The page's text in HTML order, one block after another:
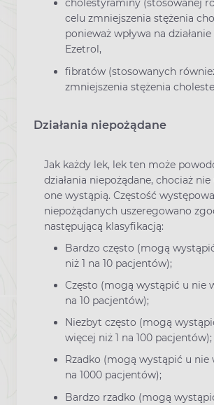
cholestyraminy (stosowanej
celu zmniejszenia stężenia
ponieważ wpływa na
Ezetrol,
fibratów (stosowanych
zmniejszenia stężenia
Działania niepożądane
Jak każdy lek, lek ten może
działania niepożądane, chociaż
one wystąpią. Częstość
niepożądanych uszeregowano
następującą klasyfikacją:
Bardzo często (mogą
niż 1 na 10 pacjentów);
Często (mogą wystąpić u nie
na 10 pacjentów);
Niezbyt często (mogą
więcej niż 1 na 100 pacjentów);
Rzadko (mogą wystąpić u nie
na 1000 pacjentów);
Bardzo rzadko (mogą